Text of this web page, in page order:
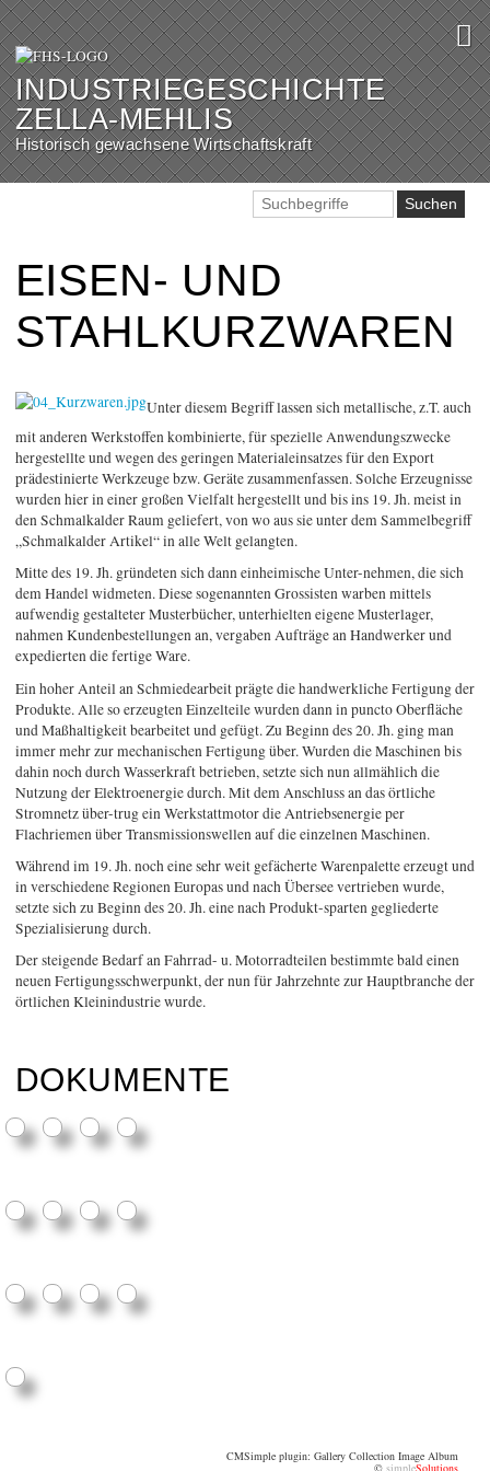
INDUSTRIEGESCHICHTE
ZELLA-MEHLIS
Historisch gewachsene Wirtschaftskraft
EISEN- UND
STAHLKURZWAREN
Unter diesem Begriff lassen sich metallische, z.T. auch
mit anderen Werkstoffen kombinierte, für spezielle Anwendungszwecke
hergestellte und wegen des geringen Materialeinsatzes für den Export
prädestinierte Werkzeuge bzw. Geräte zusammenfassen. Solche Erzeugnisse
wurden hier in einer großen Vielfalt hergestellt und bis ins 19. Jh. meist in
den Schmalkalder Raum geliefert, von wo aus sie unter dem Sammelbegriff
„Schmalkalder Artikel“ in alle Welt gelangten.
Mitte des 19. Jh. gründeten sich dann einheimische Unter-nehmen, die sich
dem Handel widmeten. Diese sogenannten Grossisten warben mittels
aufwendig gestalteter Musterbücher, unterhielten eigene Musterlager,
nahmen Kundenbestellungen an, vergaben Aufträge an Handwerker und
expedierten die fertige Ware.
Ein hoher Anteil an Schmiedearbeit prägte die handwerkliche Fertigung der
Produkte. Alle so erzeugten Einzelteile wurden dann in puncto Oberfläche
und Maßhaltigkeit bearbeitet und gefügt. Zu Beginn des 20. Jh. ging man
immer mehr zur mechanischen Fertigung über. Wurden die Maschinen bis
dahin noch durch Wasserkraft betrieben, setzte sich nun allmählich die
Nutzung der Elektroenergie durch. Mit dem Anschluss an das örtliche
Stromnetz über-trug ein Werkstattmotor die Antriebsenergie per
Flachriemen über Transmissionswellen auf die einzelnen Maschinen.
Während im 19. Jh. noch eine sehr weit gefächerte Warenpalette erzeugt und
in verschiedene Regionen Europas und nach Übersee vertrieben wurde,
setzte sich zu Beginn des 20. Jh. eine nach Produkt-sparten gegliederte
Spezialisierung durch.
Der steigende Bedarf an Fahrrad- u. Motorradteilen bestimmte bald einen
neuen Fertigungsschwerpunkt, der nun für Jahrzehnte zur Hauptbranche der
örtlichen Kleinindustrie wurde.
DOKUMENTE
CMSimple plugin: Gallery Collection Image Album